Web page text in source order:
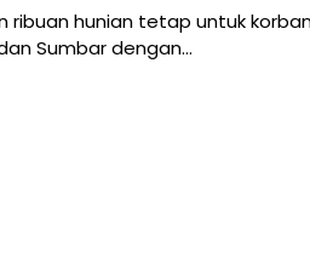
ribuan hunian tetap untuk
Sumbar dengan…